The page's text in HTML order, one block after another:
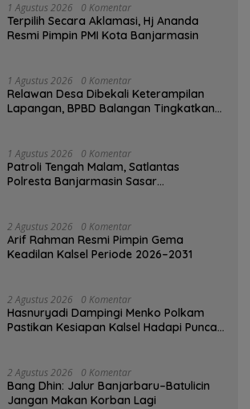
1 Agustus 2026 0 Komentar
‎Terpilih Secara Aklamasi, Hj Ananda
Resmi Pimpin PMI Kota Banjarmasin
1 Agustus 2026 0 Komentar
Relawan Desa Dibekali Keterampilan
Lapangan, BPBD Balangan Tingkatkan
1 Agustus 2026 0 Komentar
Patroli Tengah Malam, Satlantas
Polresta Banjarmasin Sasar
2 Agustus 2026 0 Komentar
Arif Rahman Resmi Pimpin Gema
Keadilan Kalsel Periode 2026–2031
2 Agustus 2026 0 Komentar
Hasnuryadi Dampingi Menko Polkam
Pastikan Kesiapan Kalsel Hadapi Puncak
2 Agustus 2026 0 Komentar
Bang Dhin: Jalur Banjarbaru–Batulicin
Jangan Makan Korban Lagi